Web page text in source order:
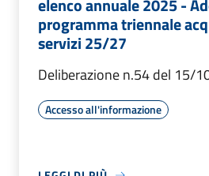
elenco annuale 2025 -
programma triennale
servizi 25/27
Deliberazione n.54 del 15/
Accesso all'informazione